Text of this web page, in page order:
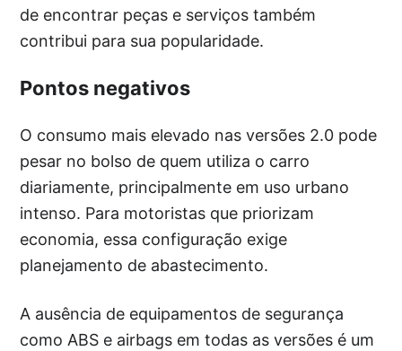
de encontrar peças e serviços também
contribui para sua popularidade.
Pontos negativos
O consumo mais elevado nas versões 2.0 pode
pesar no bolso de quem utiliza o carro
diariamente, principalmente em uso urbano
intenso. Para motoristas que priorizam
economia, essa configuração exige
planejamento de abastecimento.
A ausência de equipamentos de segurança
como ABS e airbags em todas as versões é um